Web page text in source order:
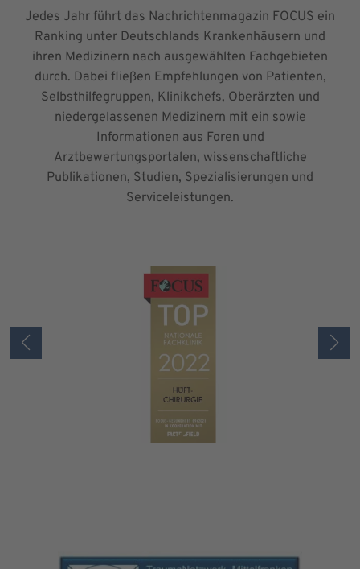
Jedes Jahr führt das Nachrichtenmagazin FOCUS ein
Ranking unter Deutschlands Krankenhäusern und
ihren Medizinern nach ausgewählten Fachgebieten
durch. Dabei fließen Empfehlungen von Patienten,
Selbsthilfegruppen, Klinikchefs, Oberärzten und
niedergelassenen Medizinern mit ein sowie
Informationen aus Foren und
Arztbewertungsportalen, wissenschaftliche
Publikationen, Studien, Spezialisierungen und
Serviceleistungen.